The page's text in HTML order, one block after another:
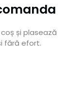
și plasează
fără efort.